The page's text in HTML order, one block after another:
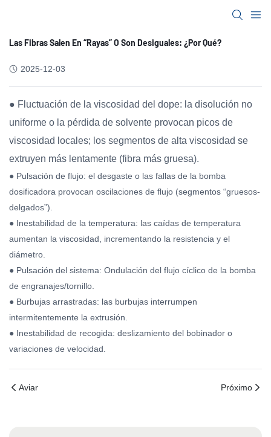
Las Fibras Salen En “rayas” O Son Desiguales: ¿por Qué?
2025-12-03
● Fluctuación de la viscosidad del dope: la disolución no
uniforme o la pérdida de solvente provocan picos de
viscosidad locales; los segmentos de alta viscosidad se
extruyen más lentamente (fibra más gruesa).
● Pulsación de flujo: el desgaste o las fallas de la bomba
dosificadora provocan oscilaciones de flujo (segmentos “gruesos-
delgados”).
● Inestabilidad de la temperatura: las caídas de temperatura
aumentan la viscosidad, incrementando la resistencia y el
diámetro.
● Pulsación del sistema: Ondulación del flujo cíclico de la bomba
de engranajes/tornillo.
● Burbujas arrastradas: las burbujas interrumpen
intermitentemente la extrusión.
● Inestabilidad de recogida: deslizamiento del bobinador o
variaciones de velocidad.
Aviar Próximo